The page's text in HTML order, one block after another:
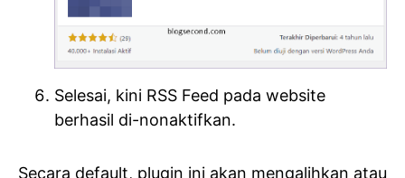
Selesai, kini RSS Feed pada website
berhasil di-nonaktifkan.
Secara default, plugin ini akan mengalihkan atau